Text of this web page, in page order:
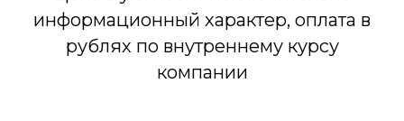
информационный характер, оплата в
рублях по внутреннему курсу
компании